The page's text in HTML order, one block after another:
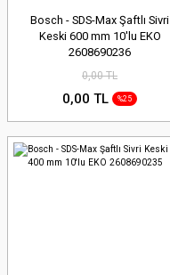
Bosch - SDS-Max Şaftlı Sivri
Keski 600 mm 10'lu EKO
2608690236
0,00 TL
0,00 TL %25